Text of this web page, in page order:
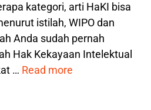
kategori, arti HaKI bisa
istilah, WIPO dan
Anda sudah pernah
Hak Kekayaan Intelektual
… Read more